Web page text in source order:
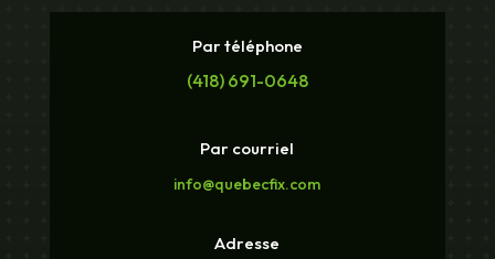
Par téléphone
(418) 691-0648
Par courriel
info@quebecfix.com
Adresse